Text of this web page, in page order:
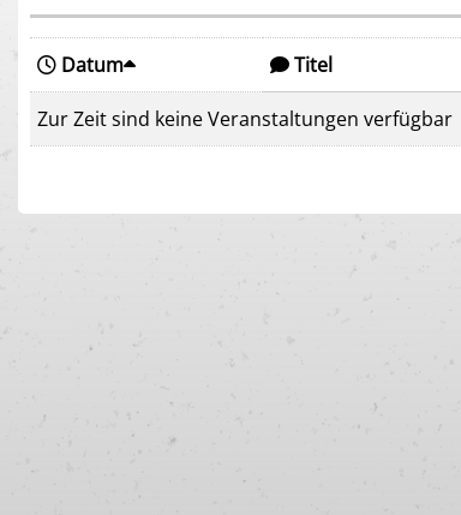
Datum Titel
Zur Zeit sind keine Veranstaltungen verfügbar